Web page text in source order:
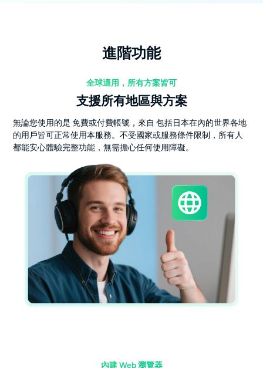
進階功能
全球適用，所有方案皆可
支援所有地區與方案
無論您使用的是 免費或付費帳號，來自 包括日本在內的世界各地
的用戶皆可正常使用本服務。不受國家或服務條件限制，所有人
都能安心體驗完整功能，無需擔心任何使用障礙。
內建 Web 瀏覽器